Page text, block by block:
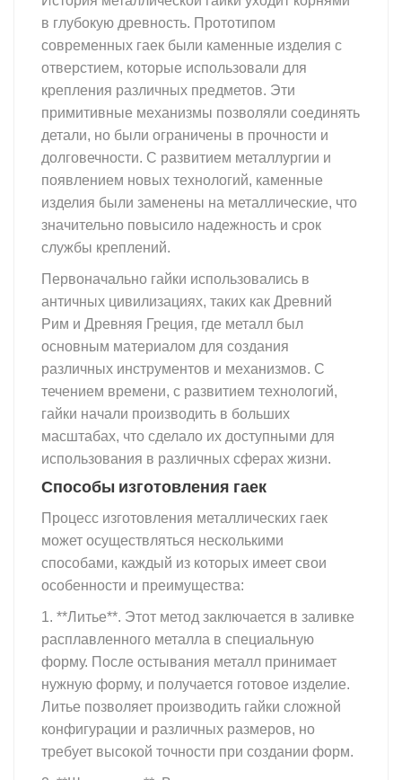
в глубокую древность. Прототипом
современных гаек были каменные изделия с
отверстием, которые использовали для
крепления различных предметов. Эти
примитивные механизмы позволяли соединять
детали, но были ограничены в прочности и
долговечности. С развитием металлургии и
появлением новых технологий, каменные
изделия были заменены на металлические, что
значительно повысило надежность и срок
службы креплений.
Первоначально гайки использовались в
античных цивилизациях, таких как Древний
Рим и Древняя Греция, где металл был
основным материалом для создания
различных инструментов и механизмов. С
течением времени, с развитием технологий,
гайки начали производить в больших
масштабах, что сделало их доступными для
использования в различных сферах жизни.
Способы изготовления гаек
Процесс изготовления металлических гаек
может осуществляться несколькими
способами, каждый из которых имеет свои
особенности и преимущества:
1. **Литье**. Этот метод заключается в заливке
расплавленного металла в специальную
форму. После остывания металл принимает
нужную форму, и получается готовое изделие.
Литье позволяет производить гайки сложной
конфигурации и различных размеров, но
требует высокой точности при создании форм.